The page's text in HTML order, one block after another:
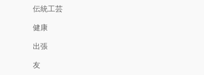
伝統工芸
健康
出張
友